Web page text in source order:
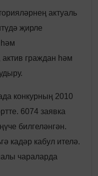
актуаль
җирле
граждан һәм
конкурның 2010
6074 заявка
билгеләнгән.
кадәр кабул ителә.
чараларда